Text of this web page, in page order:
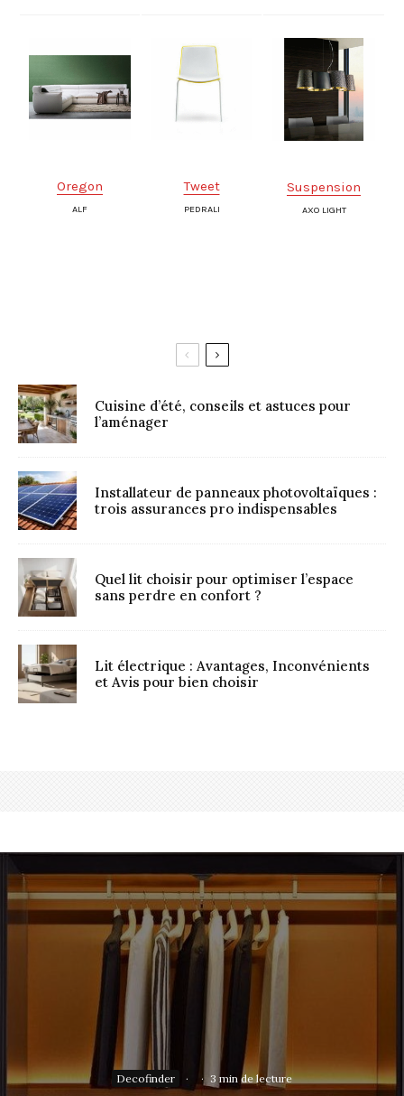
Oregon
ALF
Tweet
PEDRALI
Suspension
AXO LIGHT
Cuisine d’été, conseils et astuces pour
l’aménager
Installateur de panneaux photovoltaïques :
trois assurances pro indispensables
Quel lit choisir pour optimiser l’espace
sans perdre en confort ?
Lit électrique : Avantages, Inconvénients
et Avis pour bien choisir
Decofinder · · 3 min de lecture